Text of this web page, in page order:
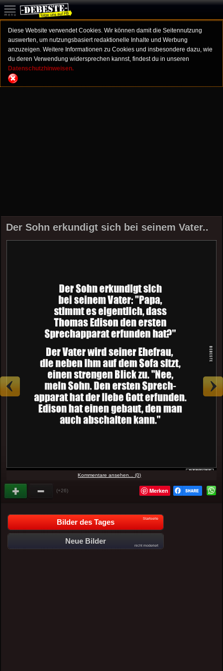
Diese Website verwendet Cookies. Wir können damit die Seitennutzung
auswerten, um nutzungsbasiert redaktionelle Inhalte und Werbung
anzuzeigen. Weitere Informationen zu Cookies und insbesondere dazu, wie
du deren Verwendung widersprechen kannst, findest du in unseren
Datenschutzhinweisen.
Der Sohn erkundigt sich bei seinem Vater..
Kommentare ansehen... (0)
(+26) Merken
Bilder des Tages Startseite
Neue Bilder
nicht moderiert